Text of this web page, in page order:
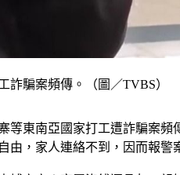
詐騙案頻傳。（圖／TVBS）
等東南亞國家打工遭詐騙案
由，家人連絡不到，因而報警